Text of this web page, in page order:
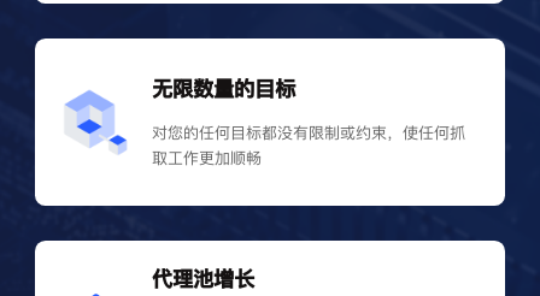
无限数量的目标
对您的任何目标都没有限制或约束，使任何抓
取工作更加顺畅
代理池增长